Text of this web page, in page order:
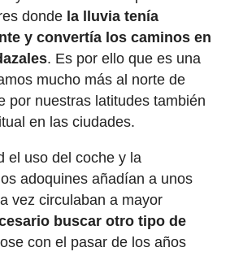
dondela lluvia tenía
y convertía los caminos en
. Es por ello que es una
mucho más al norte de
por nuestras latitudes también
en las ciudades.
el uso del coche y la
adoquines añadían a unos
vez circulaban a mayor
buscar otro tipo de
con el pasar de los años